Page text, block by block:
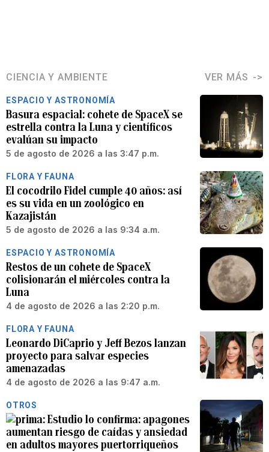
CIENCIA Y AMBIENTE VER MÁS
ESPACIO Y ASTRONOMÍA
Basura espacial: cohete de SpaceX se
estrella contra la Luna y científicos
evalúan su impacto
5 de agosto de 2026 a las 3:47 p.m.
FLORA Y FAUNA
El cocodrilo Fidel cumple 40 años: así
es su vida en un zoológico en
Kazajistán
5 de agosto de 2026 a las 9:34 a.m.
ESPACIO Y ASTRONOMÍA
Restos de un cohete de SpaceX
colisionarán el miércoles contra la
Luna
4 de agosto de 2026 a las 2:20 p.m.
FLORA Y FAUNA
Leonardo DiCaprio y Jeff Bezos lanzan
proyecto para salvar especies
amenazadas
4 de agosto de 2026 a las 9:47 a.m.
OTROS
Estudio lo confirma: apagones
aumentan riesgo de caídas y ansiedad
en adultos mayores puertorriqueños